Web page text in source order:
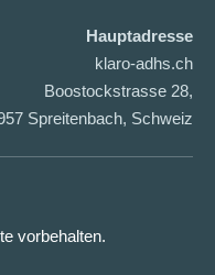
Hauptadresse
klaro-adhs.ch
Boostockstrasse 28,
Spreitenbach, Schweiz
vorbehalten.